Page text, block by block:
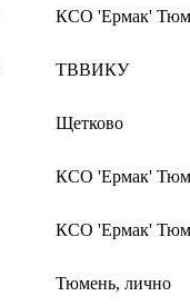
КСО 'Ермак'
ТВВИКУ
Щетково
КСО 'Ермак'
КСО 'Ермак'
Тюмень, лично